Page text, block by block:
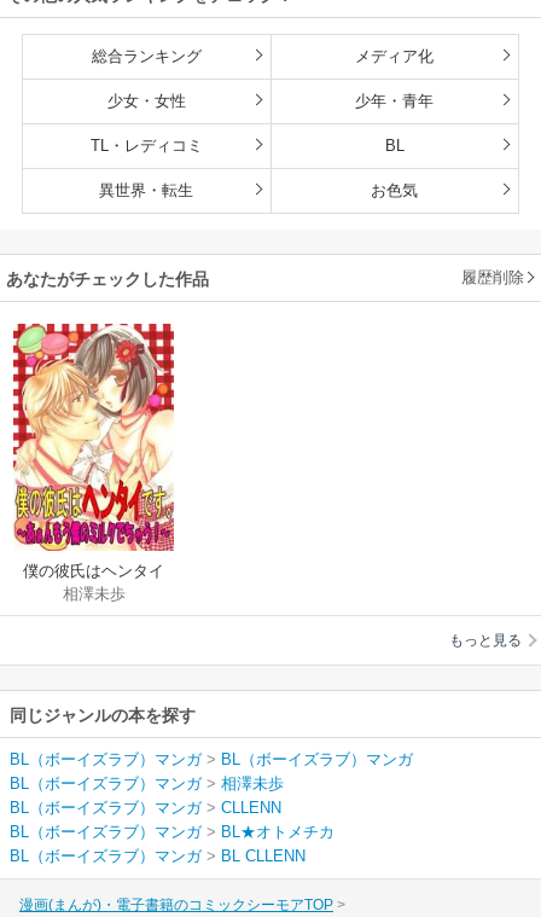
総合ランキング メディア化
少女・女性 少年・青年
TL・レディコミ BL
異世界・転生 お色気
あなたがチェックした作品 履歴削除
僕の彼氏はヘンタイ
です。～あぁんもう
僕のミルクでちゃう!
相澤未歩
もっと見る
同じジャンルの本を探す
BL（ボーイズラブ）マンガ> BL（ボーイズラブ）マンガ
BL（ボーイズラブ）マンガ> 相澤未歩
BL（ボーイズラブ）マンガ> CLLENN
BL（ボーイズラブ）マンガ> BL★オトメチカ
BL（ボーイズラブ）マンガ> BL CLLENN
漫画(まんが)・電子書籍のコミックシーモアTOP